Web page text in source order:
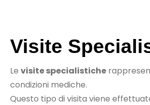
Visite
Le visite specialistiche
condizioni mediche.
Questo tipo di visita viene